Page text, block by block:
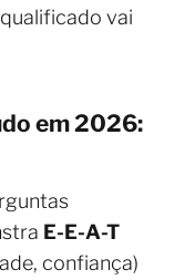
vai
em 2026:
E-E-A-T
confiança)